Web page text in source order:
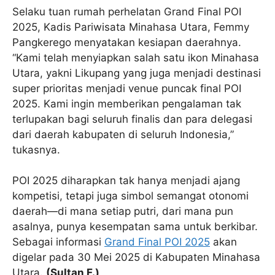
Selaku tuan rumah perhelatan Grand Final POI
2025, Kadis Pariwisata Minahasa Utara, Femmy
Pangkerego menyatakan kesiapan daerahnya.
“Kami telah menyiapkan salah satu ikon Minahasa
Utara, yakni Likupang yang juga menjadi destinasi
super prioritas menjadi venue puncak final POI
2025. Kami ingin memberikan pengalaman tak
terlupakan bagi seluruh finalis dan para delegasi
dari daerah kabupaten di seluruh Indonesia,”
tukasnya.
POI 2025 diharapkan tak hanya menjadi ajang
kompetisi, tetapi juga simbol semangat otonomi
daerah—di mana setiap putri, dari mana pun
asalnya, punya kesempatan sama untuk berkibar.
Sebagai informasi Grand Final POI 2025 akan
digelar pada 30 Mei 2025 di Kabupaten Minahasa